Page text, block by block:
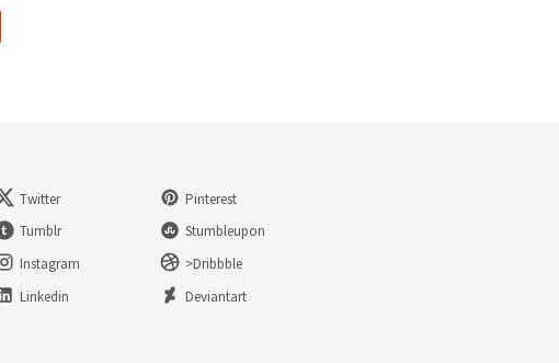
Twitter
Pinterest
Tumblr
Stumbleupon
Instagram
>Dribbble
Linkedin
Deviantart